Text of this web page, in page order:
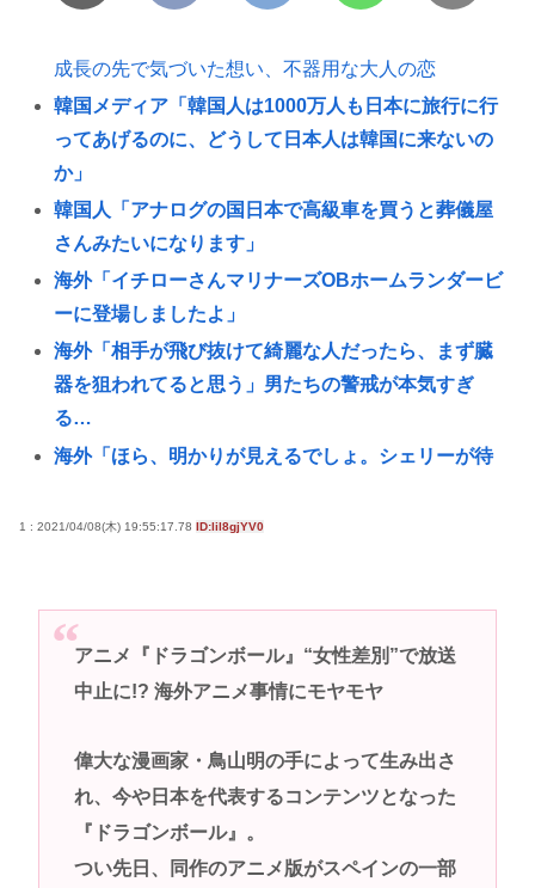
成長の先で気づいた想い、不器用な大人の恋
韓国メディア「韓国人は1000万人も日本に旅行に行
ってあげるのに、どうして日本人は韓国に来ないの
か」
韓国人「アナログの国日本で高級車を買うと葬儀屋
さんみたいになります」
海外「イチローさんマリナーズOBホームランダービ
ーに登場しましたよ」
海外「相手が飛び抜けて綺麗な人だったら、まず臓
器を狙われてると思う」男たちの警戒が本気すぎ
る…
海外「ほら、明かりが見えるでしょ。シェリーが待
彼氏がいないと謳いケツのデカさで売れてタワマン
女子高生コスプレイヤー、夏の電車が臭くて苦言
「洋服は一回全部熱湯につけよう！洗濯機はキッチ
ンハイター薄めた水で一回まわそう！」
火を見せたいのか自分を見せたいのかどっちだよ！
29歳バンドマン俺、もうどうやったらバズるのかわ
からん
はっきり言って高卒や中卒よりも、いい歳して独身
1 : 2021/04/08(木) 19:55:17.78 ID:lil8gjYV0
アニメ『ドラゴンボール』“女性差別”で放送
中止に!? 海外アニメ事情にモヤモヤ
偉大な漫画家・鳥山明の手によって生み出さ
れ、今や日本を代表するコンテンツとなった
『ドラゴンボール』。
つい先日、同作のアニメ版がスペインの一部